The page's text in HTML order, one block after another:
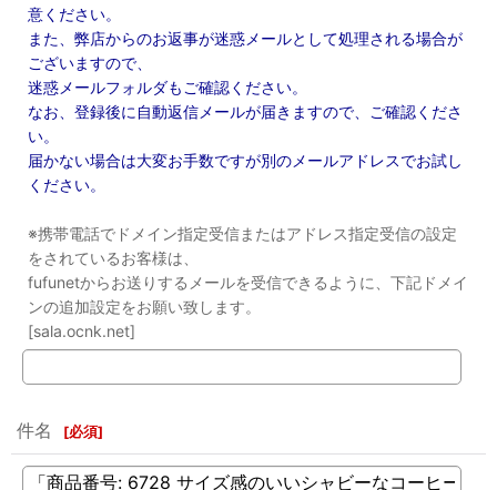
意ください。
また、弊店からのお返事が迷惑メールとして処理される場合が
ございますので、
迷惑メールフォルダもご確認ください。
なお、登録後に自動返信メールが届きますので、ご確認くださ
い。
届かない場合は大変お手数ですが別のメールアドレスでお試し
ください。
※携帯電話でドメイン指定受信またはアドレス指定受信の設定
をされているお客様は、
fufunetからお送りするメールを受信できるように、下記ドメイ
ンの追加設定をお願い致します。
[sala.ocnk.net]
件名 [必須]